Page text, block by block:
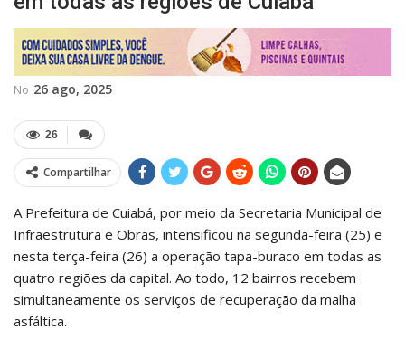
No 26 ago, 2025
26
Compartilhar
A Prefeitura de Cuiabá, por meio da Secretaria Municipal de
Infraestrutura e Obras, intensificou na segunda-feira (25) e
nesta terça-feira (26) a operação tapa-buraco em todas as
quatro regiões da capital. Ao todo, 12 bairros recebem
simultaneamente os serviços de recuperação da malha
asfáltica.